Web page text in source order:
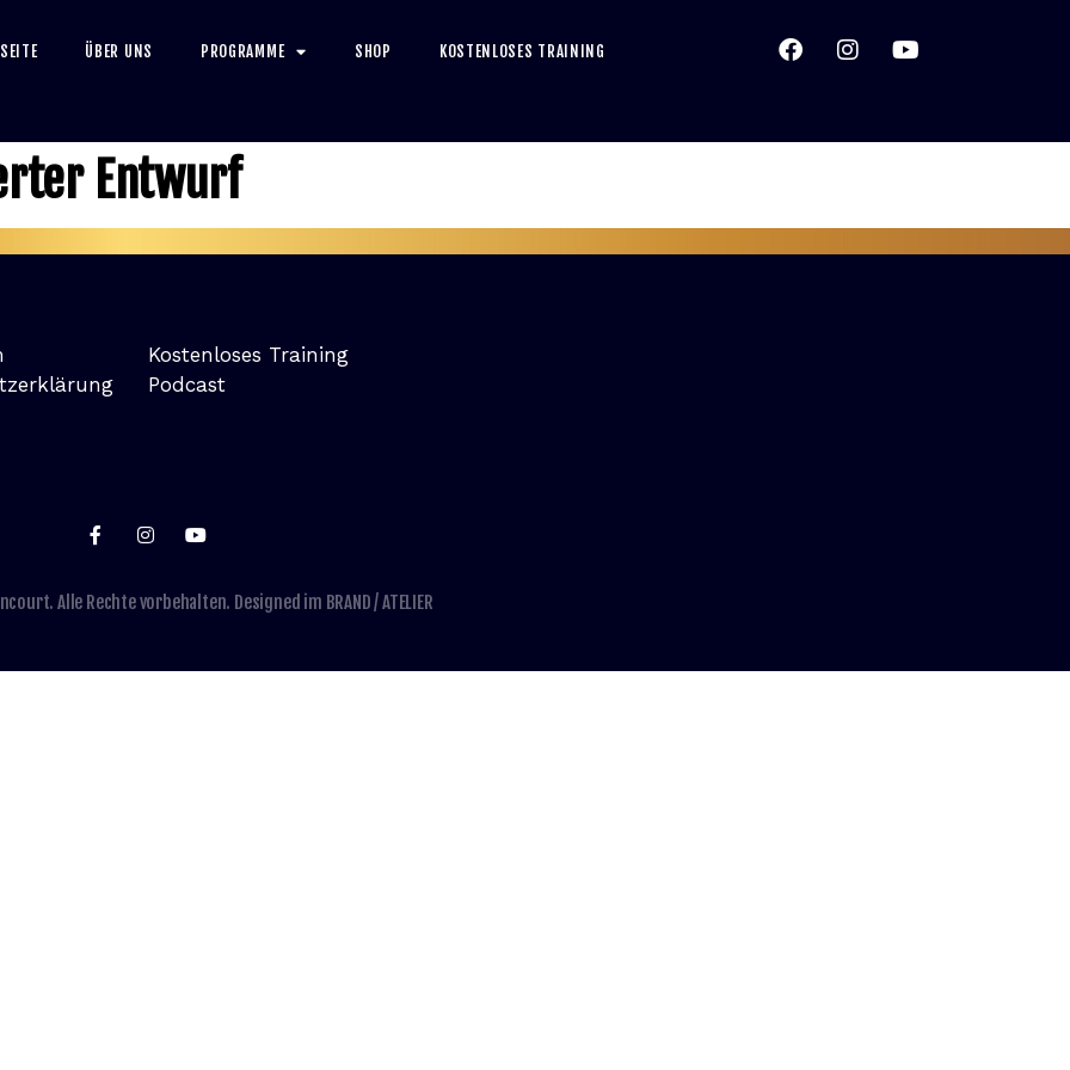
ÜBER UNS PROGRAMME SHOP KOSTENLOSES TRAINING
Entwurf
Kostenloses Training
Podcast
Alle Rechte vorbehalten. Designed im BRAND / ATELIER